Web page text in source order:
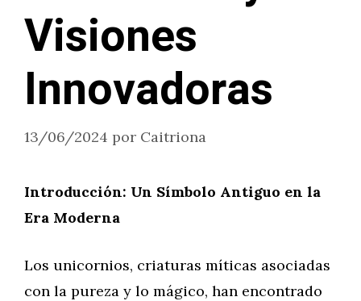
Visiones
Innovadoras
13/06/2024 por Caitriona
Introducción: Un Símbolo Antiguo en la
Era Moderna
Los unicornios, criaturas míticas asociadas
con la pureza y lo mágico, han encontrado